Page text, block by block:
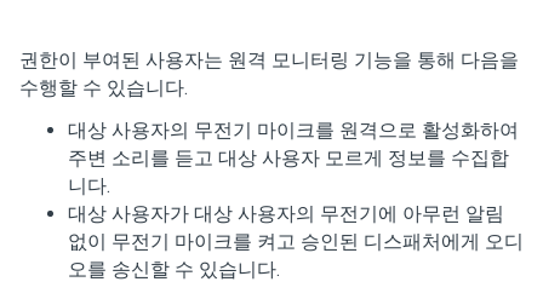
권한이 부여된 사용자는 원격 모니터링 기능을 통해 다음을
수행할 수 있습니다.
대상 사용자의 무전기 마이크를 원격으로 활성화하여
주변 소리를 듣고 대상 사용자 모르게 정보를 수집합
니다.
대상 사용자가 대상 사용자의 무전기에 아무런 알림
없이 무전기 마이크를 켜고 승인된 디스패처에게 오디
오를 송신할 수 있습니다.